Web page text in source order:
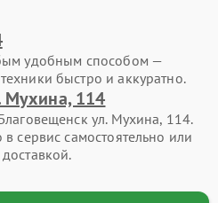
удобным способом —
быстро и аккуратно.
Мухина, 114
ул. Мухина, 114.
в сервис самостоятельно или